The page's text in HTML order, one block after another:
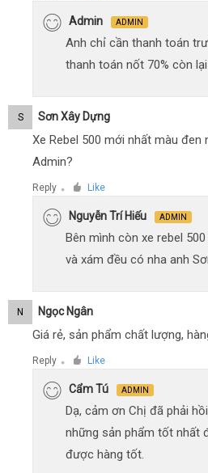
Admin ADMIN
Anh chỉ cần thanh toán
thanh toán nốt 70% còn
S Sơn Xây Dựng
Xe Rebel 500 mới nhất màu đen
Admin?
Reply ● Like
Nguyễn Trí Hiếu ADMIN
Bên mình còn xe rebel
và xám đều có nha anh
N Ngọc Ngân
Giá rẻ, sản phẩm chất lượng,
Reply ● Like
Cẩm Tú ADMIN
Dạ, cảm ơn Chị đã phải
những sản phẩm tốt nhất
được hàng tốt.